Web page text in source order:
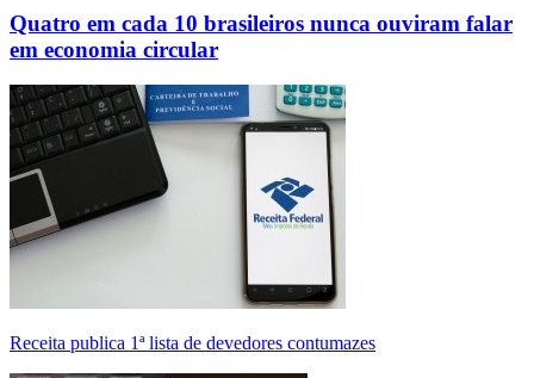
Quatro em cada 10 brasileiros nunca ouviram falar
em economia circular
Receita publica 1ª lista de devedores contumazes